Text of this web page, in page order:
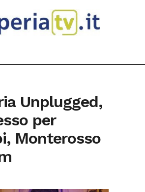
Unplugged,
per
Monterosso